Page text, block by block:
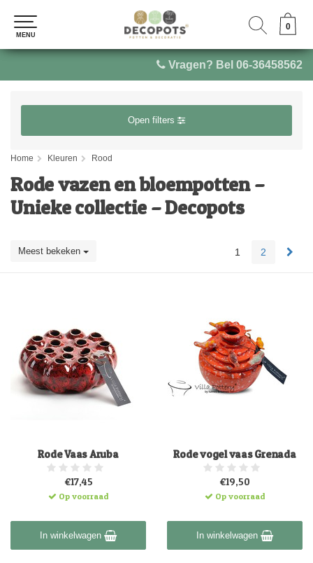
Vragen? Bel 06-36458562
0
MENU
0
MENU
Open filters
Home Kleuren Rood
Rode vazen en bloempotten –
Unieke collectie – Decopots
Meest bekeken 1 2
Rode Vaas Aruba
€17,45
Op voorraad
In winkelwagen
Rode vogel vaas Grenada
€19,50
Op voorraad
In winkelwagen